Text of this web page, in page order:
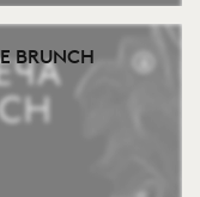
BRUNCH